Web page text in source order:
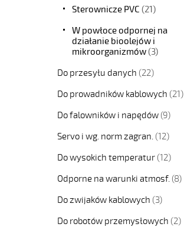
Sterownicze PVC (21)
W powłoce odpornej na
działanie bioolejów i
mikroorganizmów(3)
Do przesyłu danych (22)
Do prowadników kablowych (21)
Do falowników i napędów (9)
Servo i wg. norm zagran. (12)
Do wysokich temperatur (12)
Odporne na warunki atmosf. (8)
Do zwijaków kablowych (3)
Do robotów przemysłowych (2)